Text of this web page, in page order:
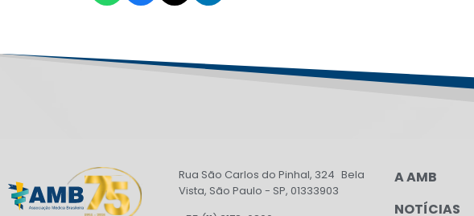
Rua São Carlos do Pinhal, 324 Bela
Vista, São Paulo - SP, 01333903
A AMB
NOTÍCIAS